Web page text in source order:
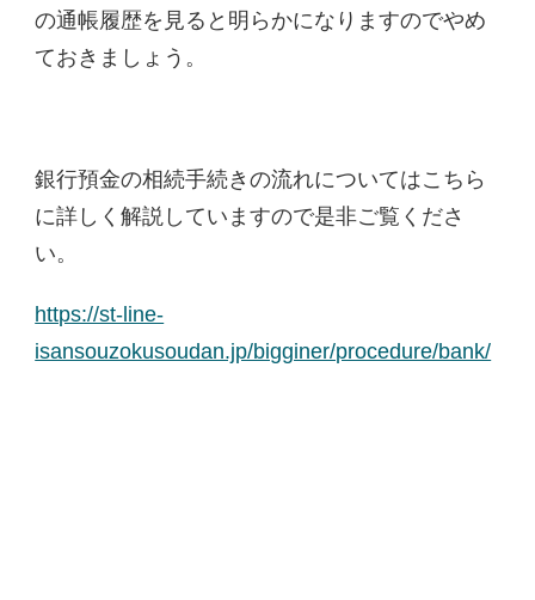
の通帳履歴を見ると明らかになりますのでやめ
ておきましょう。
銀行預金の相続手続きの流れについてはこちら
に詳しく解説していますので是非ご覧くださ
い。
https://st-line-
isansouzokusoudan.jp/bigginer/procedure/bank/